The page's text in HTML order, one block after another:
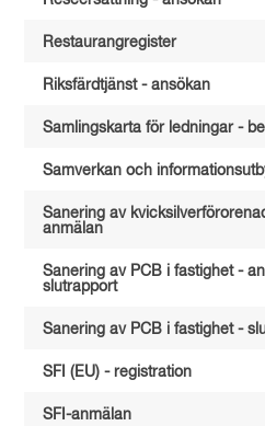
Restaurangregister
Riksfärdtjänst - ansökan
Samlingskarta för ledningar -
Samverkan och
Sanering av
anmälan
Sanering av PCB i fastighet -
slutrapport
Sanering av PCB i fastighet -
SFI (EU) - registration
SFI-anmälan